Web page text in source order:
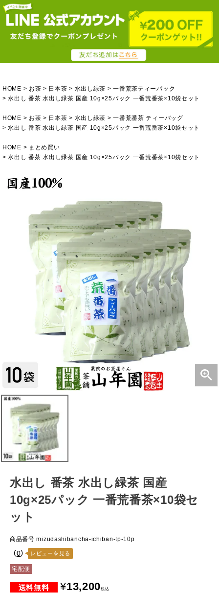
HOME お茶 日本茶 水出し緑茶
一番荒茶ティーパック
水出し 番茶 水出し緑茶 国産 10g×25パック 一番荒番茶×10袋セット
HOME お茶 日本茶 水出し緑茶
一番荒番茶 ティーバッグ
水出し 番茶 水出し緑茶 国産 10g×25パック 一番荒番茶×10袋セット
HOME
まとめ買い
水出し 番茶 水出し緑茶 国産 10g×25パック 一番荒番茶×10袋セット
水出し 番茶 水出し緑茶 国産
10g×25パック 一番荒番茶×10袋セ
ット
商品番号 mizudashibancha-ichiban-tp-10p
（0） レビューを見る
宅配便
¥13,200税込